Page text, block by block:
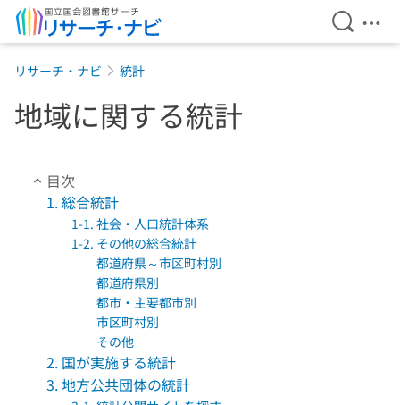
検索を
メ
リサーチ・ナビ 統計
地域に関する統計
目次
1. 総合統計
1-1. 社会・人口統計体系
1-2. その他の総合統計
都道府県～市区町村別
都道府県別
都市・主要都市別
市区町村別
その他
2. 国が実施する統計
3. 地方公共団体の統計